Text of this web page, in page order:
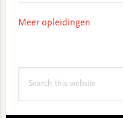
Meer opleidingen